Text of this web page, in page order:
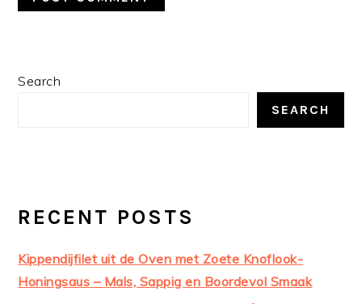
PRIMARY
Search
SEARCH
RECENT POSTS
Kippendijfilet uit de Oven met Zoete Knoflook-
Honingsaus – Mals, Sappig en Boordevol Smaak